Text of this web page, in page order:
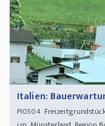
Italien:
PI0504